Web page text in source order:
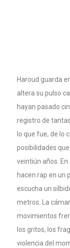
Haroud guarda
altera su pulso
hayan pasado
registro de
lo que fue, de lo
posibilidades
veintiún años.
hacen rap en un
escucha un
metros. La
movimientos
los gritos, los
violencia del